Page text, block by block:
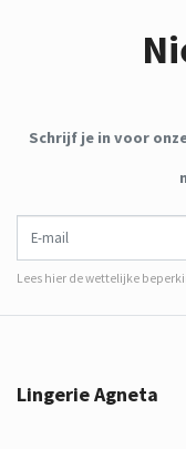
Schrijf je in voor
Lees hier de wettelijke
Lingerie Agneta